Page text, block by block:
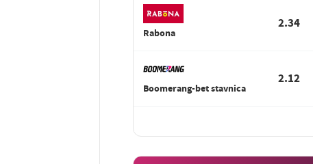
Rabona
2.34
Boomerang-bet stavnica
2.12